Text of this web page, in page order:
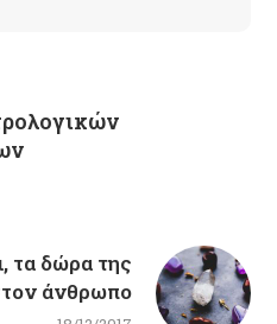
τα δώρα της
άνθρωπο